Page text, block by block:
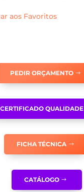
aos Favoritos
PEDIR ORÇAMENTO
CERTIFICADO QUALIDADE
FICHA TÉCNICA
CATÁLOGO